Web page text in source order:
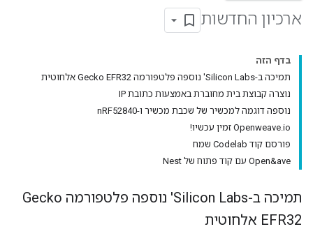
ארכיון החדשות
בדף הזה
תמיכה ב-Silicon Labs' נוספה פלטפורמה Gecko EFR32 אלחוטית
נוצרה קבוצת בית מחוברת באמצעות כתובת IP
נוספה דוגמה למכשיר של שכבת מכשיר ו-nRF52840
Openweave.io זמין עכשיו!
פורסם קוד Codelab שמח
Open&ave עם קוד פתוח של Nest
תמיכה ב-Silicon Labs' נוספה פלטפורמה Gecko
EFR32 אלחוטית